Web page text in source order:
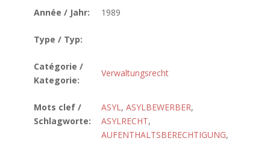
Année / Jahr: 1989
Type / Typ:
Catégorie /
Kategorie:
Verwaltungsrecht
Mots clef /
Schlagworte:
ASYL, ASYLBEWERBER,
ASYLRECHT,
AUFENTHALTSBERECHTIGUNG,